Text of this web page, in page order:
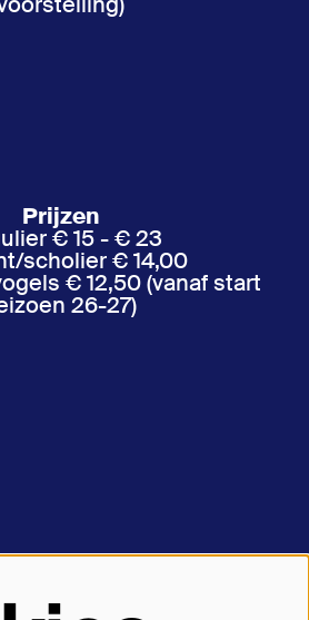
Prijzen
€ 15 - € 23
scholier € 14,00
€ 12,50 (vanaf start
26-27)